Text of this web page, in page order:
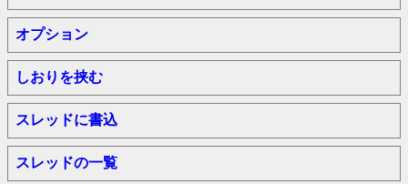
オプション
しおりを挟む
スレッドに書込
スレッドの一覧